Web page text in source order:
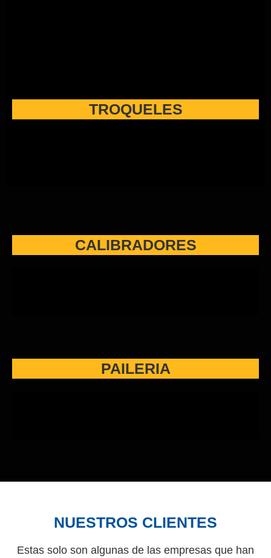
TROQUELES
CALIBRADORES
PAILERIA
NUESTROS CLIENTES
Estas solo son algunas de las empresas que han